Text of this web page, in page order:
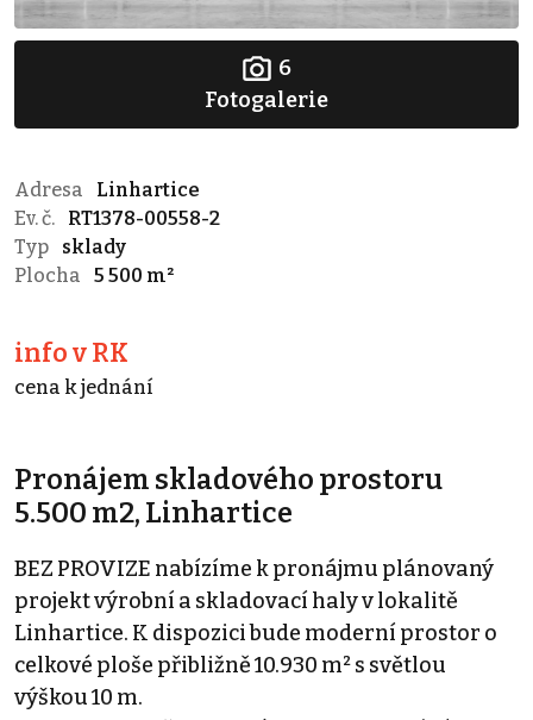
6
Fotogalerie
Adresa
Linhartice
Ev. č.
RT1378-00558-2
Typ
sklady
Plocha
5 500 m²
info v RK
cena k jednání
Pronájem skladového prostoru
5.500 m2, Linhartice
BEZ PROVIZE nabízíme k pronájmu plánovaný
projekt výrobní a skladovací haly v lokalitě
Linhartice. K dispozici bude moderní prostor o
celkové ploše přibližně 10.930 m² s světlou
výškou 10 m.